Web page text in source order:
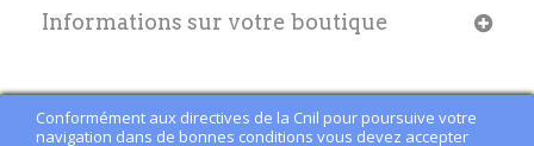
Conformément aux directives de la Cnil pour poursuive votre
navigation dans de bonnes conditions vous devez accepter
Informations sur votre boutique